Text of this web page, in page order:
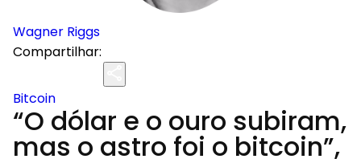
Wagner Riggs
Compartilhar:
Bitcoin
“O dólar e o ouro subiram,
mas o astro foi o bitcoin”,